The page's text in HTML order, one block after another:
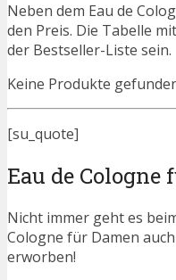
Neben dem Eau de
den Preis. Die Tabelle
der Bestseller-Liste sein.
Keine Produkte
[su_quote]
Eau de
Nicht immer geht es
Cologne für Damen
erworben!